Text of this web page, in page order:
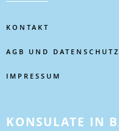
KONTAKT
AGB UND DATENSCHUTZ
IMPRESSUM
KONSULATE IN